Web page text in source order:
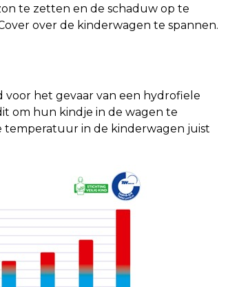
te zetten en de schaduw op te
over de kinderwagen te spannen.
het gevaar van een hydrofiele
om hun kindje in de wagen te
temperatuur in de kinderwagen juist